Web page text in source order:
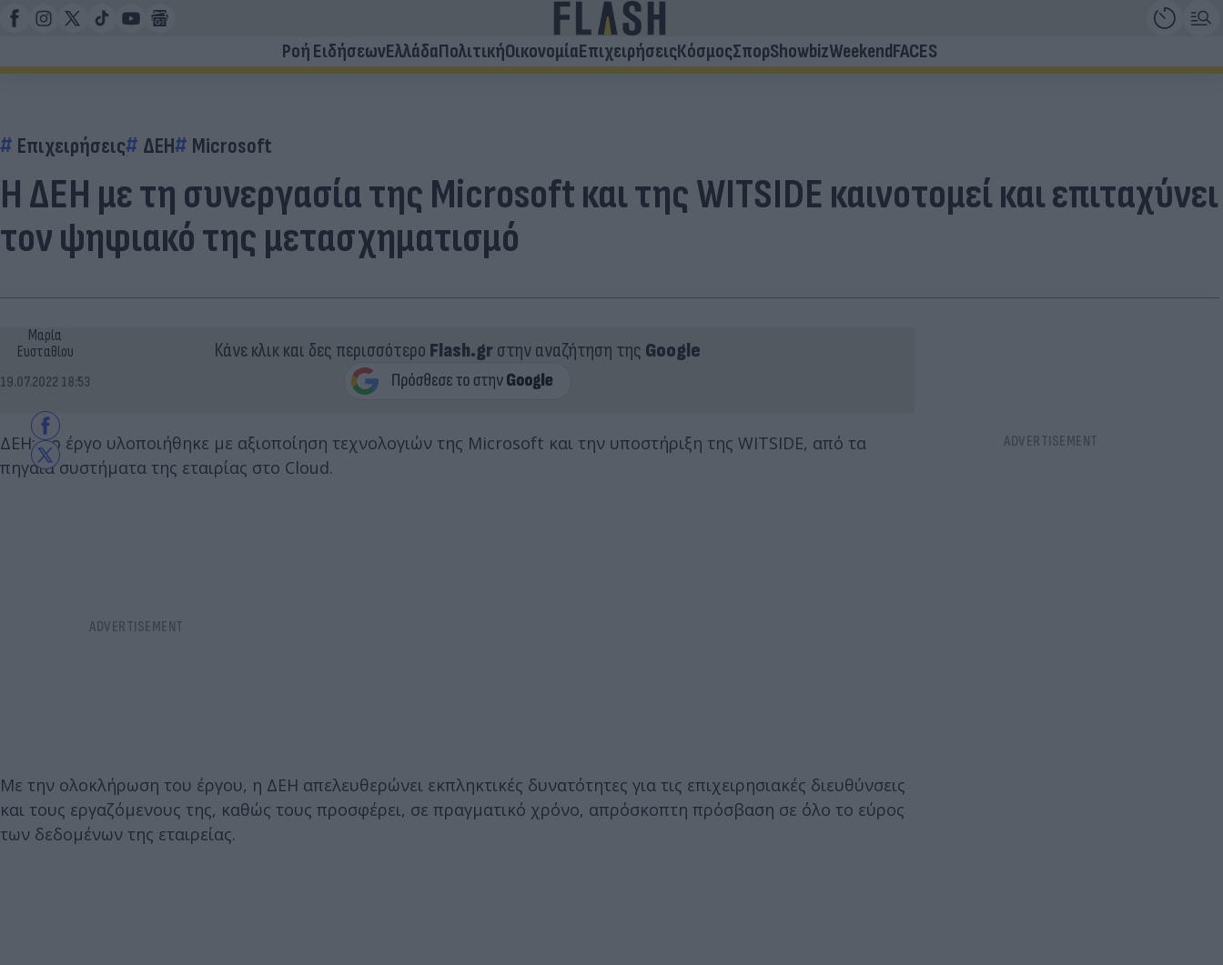
Ροή ΕιδήσεωνΕλλάδαΠολιτικήΟικονομίαΕπιχειρήσειςΚόσμοςΣπορShowbizWeekendFACES
Επιχειρήσεις ΔΕΗ Microsoft
Η ΔΕΗ με τη συνεργασία της Microsoft και της WITSIDE καινοτομεί και επιταχύνει
τον ψηφιακό της μετασχηματισμό
Μαρία
Ευσταθίου
19.07.2022 18:53
Κάνε κλικ και δες περισσότερο Flash.grστην αναζήτηση της Google
ΔΕΗ: Το έργο υλοποιήθηκε με αξιοποίηση τεχνολογιών της Microsoft και την υποστήριξη της WITSIDE, από τα
πηγαία συστήματα της εταιρίας στο Cloud.
Με την ολοκλήρωση του έργου, η ΔΕΗ απελευθερώνει εκπληκτικές δυνατότητες για τις επιχειρησιακές διευθύνσεις
και τους εργαζόμενους της, καθώς τους προσφέρει, σε πραγματικό χρόνο, απρόσκοπτη πρόσβαση σε όλο το εύρος
των δεδομένων της εταιρείας.